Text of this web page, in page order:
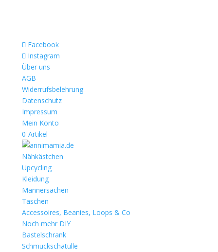
Facebook
Instagram
Über uns
AGB
Widerrufsbelehrung
Datenschutz
Impressum
Mein Konto
0-Artikel
Nähkästchen
Upcycling
Kleidung
Männersachen
Taschen
Accessoires, Beanies, Loops & Co
Noch mehr DIY
Bastelschrank
Schmuckschatulle